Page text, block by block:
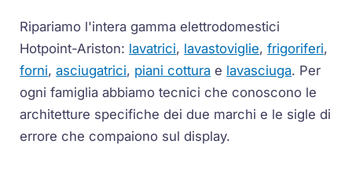
Ripariamo l'intera gamma elettrodomestici
Hotpoint-Ariston: lavatrici, lavastoviglie,frigoriferi,
forni,asciugatrici, piani cottura e lavasciuga. Per
ogni famiglia abbiamo tecnici che conoscono le
architetture specifiche dei due marchi e le sigle di
errore che compaiono sul display.